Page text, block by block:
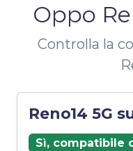
Oppo
Controlla la
Reno14 5G
Sì, compatibile